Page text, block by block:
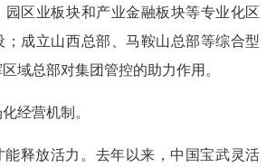
园区业板块和产业金融板块等专业化区
；成立山西总部、马鞍山总部等综合型
域总部对集团管控的助力作用。
经营机制。
能释放活力。去年以来，中国宝武灵活